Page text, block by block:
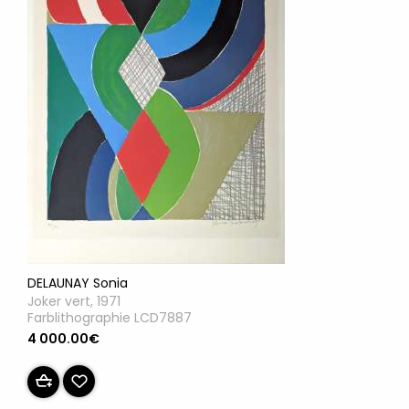
DELAUNAY Sonia
Joker vert, 1971
Farblithographie LCD7887
4 000.00€